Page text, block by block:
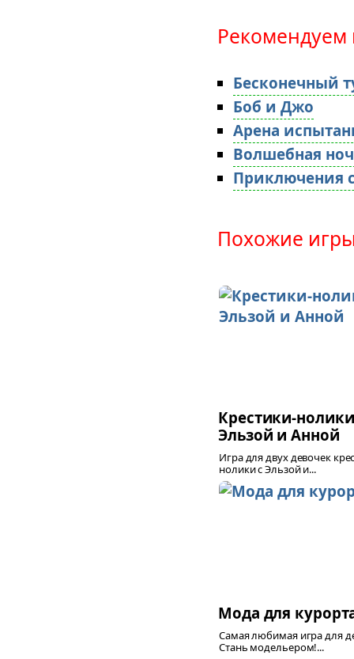
Рекомендуем
Бесконечный
Боб и Джо
Арена
Волшебная
Приключения
Похожие
Крестики-
Эльзой и Анной
Игра для двух девочек
нолики с Эльзой и...
Мода для
Самая любимая игра для
Стань модельером!...